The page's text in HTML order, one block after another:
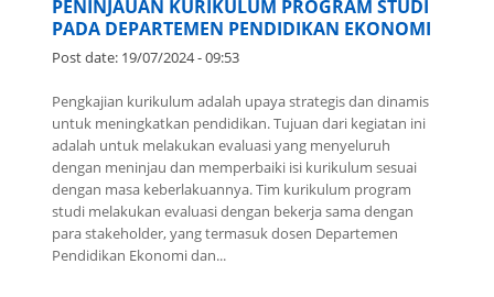
PADA DEPARTEMEN PENDIDIKAN EKONOMI
Post date:19/07/2024 - 09:53
Pengkajian kurikulum adalah upaya strategis dan dinamis
untuk meningkatkan pendidikan. Tujuan dari kegiatan ini
adalah untuk melakukan evaluasi yang menyeluruh
dengan meninjau dan memperbaiki isi kurikulum sesuai
dengan masa keberlakuannya. Tim kurikulum program